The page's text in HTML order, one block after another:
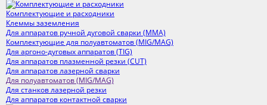
Комплектующие и расходники
Клеммы заземления
Для аппаратов ручной дуговой сварки (ММА)
Комплектующие для полуавтоматов (MIG/MAG)
Для аргоно-дуговых аппаратов (TIG)
Для аппаратов плазменной резки (CUT)
Для аппаратов лазерной сварки
Для полуавтоматов (MIG/MAG)
Для станков лазерной резки
Для аппаратов контактной сварки